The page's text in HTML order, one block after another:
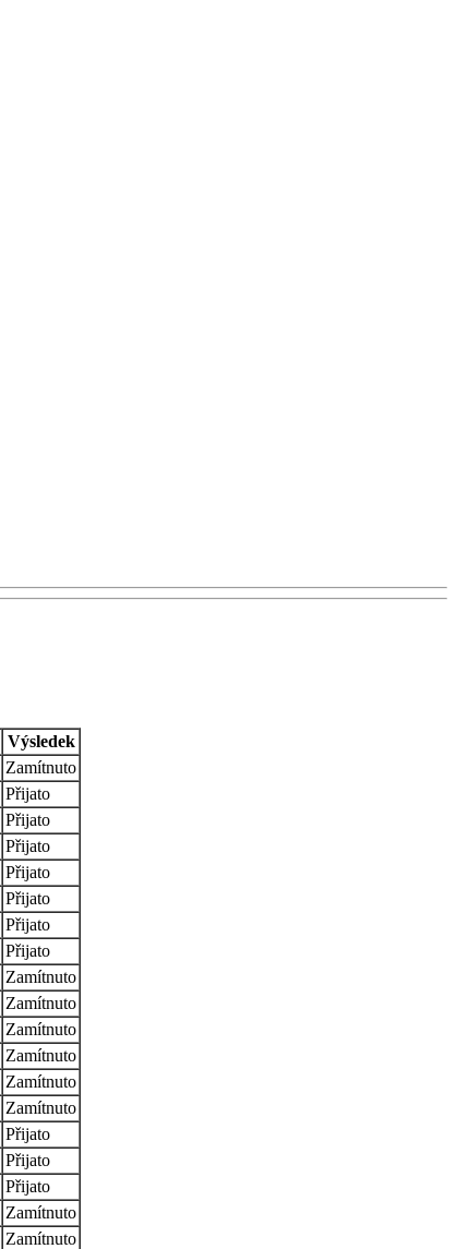
Výsledek
Zamítnuto
Přijato
Přijato
Přijato
Přijato
Přijato
Přijato
Přijato
Zamítnuto
Zamítnuto
Zamítnuto
Zamítnuto
Zamítnuto
Zamítnuto
Přijato
Přijato
Přijato
Zamítnuto
Zamítnuto